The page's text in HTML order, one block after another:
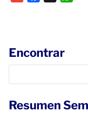
o
k
p
Encontrar
Resumen